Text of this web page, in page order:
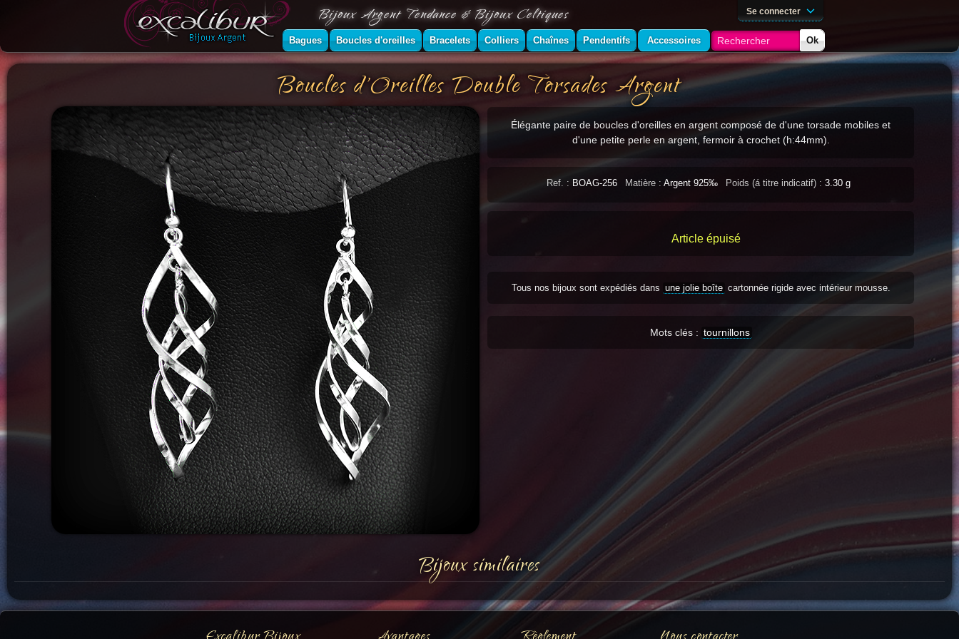
Boucles d'Oreilles Double Torsades Argent
Élégante paire de boucles d'oreilles en argent composé de d'une torsade mobiles et
d'une petite perle en argent, fermoir à crochet (h:44mm).
Ref. : BOAG-256 Matière : Argent 925‰ Poids (á titre indicatif) : 3.30 g
Article épuisé
Tous nos bijoux sont expédiés dans une jolie boîte cartonnée rigide avec intérieur mousse.
Mots clés : tournillons
Bijoux similaires
Bijoux Argent Tendance & Bijoux Celtiques Se connecter
Bagues Boucles d'oreilles Bracelets Colliers Chaînes Pendentifs Accessoires Ok